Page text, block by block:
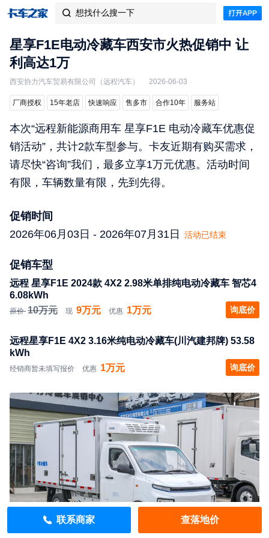
 想找什么搜一下
星享F1E电动冷藏车西安市火热促销中 让
利高达1万
西安协力汽车贸易有限公司（远程汽车） 2026-06-03
厂商授权 15年老店 快速响应 售多市 合作10年 服务站
本次“远程新能源商用车 星享F1E 电动冷藏车优惠促
销活动”，共计2款车型参与。卡友近期有购买需求，
请尽快“咨询”我们，最多立享1万元优惠。活动时间
有限，车辆数量有限，先到先得。
促销时间
2026年06月03日 - 2026年07月31日
活动已结束
促销车型
远程 星享F1E 2024款 4X2 2.98米单排纯电动冷藏车 智芯4
6.08kWh
原价 10万元 现 9万元 优惠 1万元 询底价
远程星享F1E 4X2 3.16米纯电动冷藏车(川汽建邦牌) 53.58
kWh
经销商暂未填写报价 优惠 1万元 询底价
联系商家 查落地价